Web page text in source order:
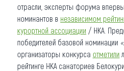
отрасли, эксперты форума
номинантов в независимом
курортной ассоциации / НКА.
победителей базовой номинации
организаторы конкурса отметили
рейтинге НКА санаториев